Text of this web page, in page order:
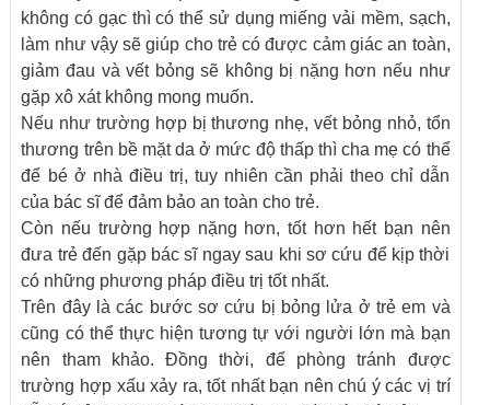
không có gạc thì có thể sử dụng miếng vải mềm, sạch,
làm như vậy sẽ giúp cho trẻ có được cảm giác an toàn,
giảm đau và vết bỏng sẽ không bị nặng hơn nếu như
gặp xô xát không mong muốn.
Nếu như trường hợp bị thương nhẹ, vết bỏng nhỏ, tổn
thương trên bề mặt da ở mức độ thấp thì cha mẹ có thể
để bé ở nhà điều trị, tuy nhiên cần phải theo chỉ dẫn
của bác sĩ để đảm bảo an toàn cho trẻ.
Còn nếu trường hợp nặng hơn, tốt hơn hết bạn nên
đưa trẻ đến gặp bác sĩ ngay sau khi sơ cứu để kịp thời
có những phương pháp điều trị tốt nhất.
Trên đây là các bước sơ cứu bị bỏng lửa ở trẻ em và
cũng có thể thực hiện tương tự với người lớn mà bạn
nên tham khảo. Đồng thời, để phòng tránh được
trường hợp xấu xảy ra, tốt nhất bạn nên chú ý các vị trí